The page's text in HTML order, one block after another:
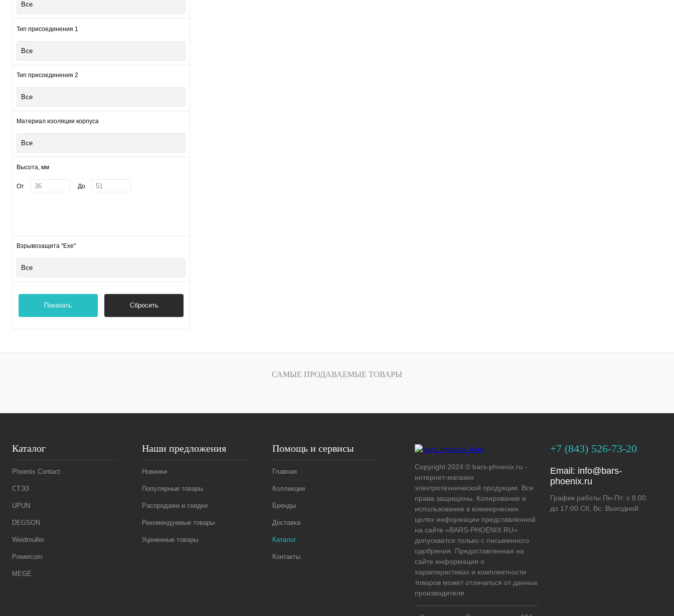
Все
Тип присоединения 1
Все
Тип присоединения 2
Все
Материал изоляции корпуса
Все
Высота, мм
От До
Взрывозащита "Exe"
Все
Показать Сбросить
САМЫЕ ПРОДАВАЕМЫЕ ТОВАРЫ
Каталог
Phoenix Contact
СТЭЗ
UPUN
DEGSON
Weidmuller
Powercom
MEGE
Наши предложения
Новинки
Популярные товары
Распродажи и скидки
Рекомендуемые товары
Уцененные товары
Помощь и сервисы
Главная
Коллекции
Бренды
Доставка
Каталог
Контакты
Copyright 2024 © bars-phoenix.ru -
интернет-магазин
электротехнической продукции. Все
права защищены. Копирование и
использование в коммерческих
целях информации представленной
на сайте «BARS-PHOENIX.RU»
допускается только с письменного
одобрения. Предоставленная на
сайте информация о
характеристиках и комплектности
товаров может отличаться от данных
производителя
+7 (843) 526-73-20
Email: info@bars-
phoenix.ru
График работы Пн-Пт: с 8:00
до 17:00 Сб, Вс: Выходной